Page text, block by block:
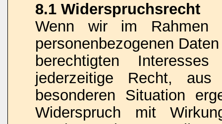
8.1 Widerspruchsrecht
Wenn wir im Rahmen
personenbezogenen
berechtigten
jederzeitige Recht,
besonderen Situation
Widerspruch mit